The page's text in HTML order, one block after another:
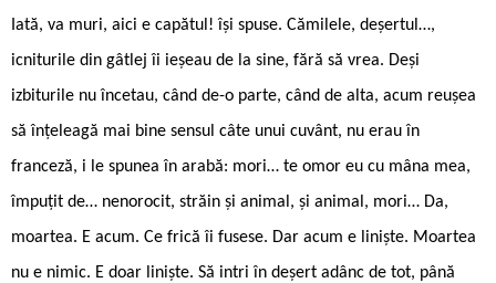
Iată, va muri, aici e capătul! își spuse. Cămilele, deșertul…,
icniturile din gâtlej îi ieșeau de la sine, fără să vrea. Deși
izbiturile nu încetau, când de-o parte, când de alta, acum reușea
să înțeleagă mai bine sensul câte unui cuvânt, nu erau în
franceză, i le spunea în arabă: mori… te omor eu cu mâna mea,
împuțit de… nenorocit, străin și animal, și animal, mori… Da,
moartea. E acum. Ce frică îi fusese. Dar acum e liniște. Moartea
nu e nimic. E doar liniște. Să intri în deșert adânc de tot, până